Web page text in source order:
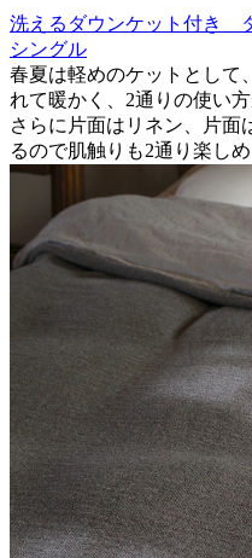
洗えるダウンケット付き
シングル
春夏は軽めのケットとして
れて暖かく、2通りの使い
さらに片面はリネン、片面
るので肌触りも2通り楽しめ